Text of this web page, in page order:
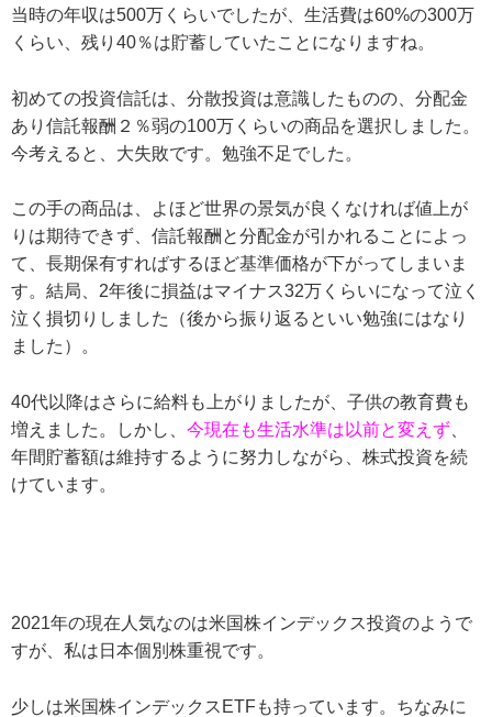
当時の年収は500万くらいでしたが、生活費は60%の300万
くらい、残り40％は貯蓄していたことになりますね。
初めての投資信託は、分散投資は意識したものの、分配金
あり信託報酬２％弱の100万くらいの商品を選択しました。
今考えると、大失敗です。勉強不足でした。
この手の商品は、よほど世界の景気が良くなければ値上が
りは期待できず、信託報酬と分配金が引かれることによっ
て、長期保有すればするほど基準価格が下がってしまいま
す。結局、2年後に損益はマイナス32万くらいになって泣く
泣く損切りしました（後から振り返るといい勉強にはなり
ました）。
40代以降はさらに給料も上がりましたが、子供の教育費も
増えました。しかし、 今現在も生活水準は以前と変えず
年間貯蓄額は維持するように努力しながら、株式投資を続
けています。
2021年の現在人気なのは米国株インデックス投資のようで
すが、私は日本個別株重視です。
少しは米国株インデックスETFも持っています。ちなみに